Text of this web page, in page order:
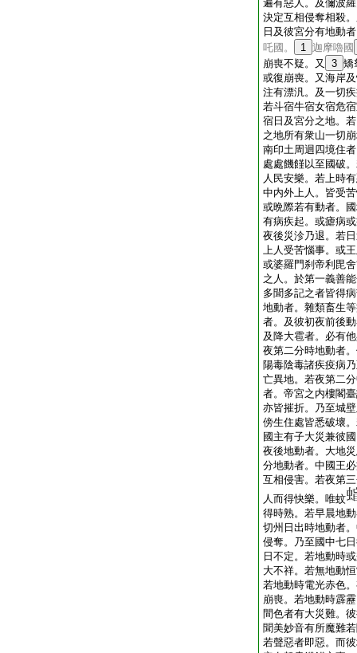
遍有惡人。及儞波
決定互相侵奪相殺
日及彼宮分有地動
吒國。
1 迦摩嚕國
崩喪不疑。又
3 矯
或復崩喪。又海岸
注有漂汎。及一切
若斗宿牛宿女宿危
宿日及宮分之地。
之地所有衆山一切
南印土周迴四境住
處處饑饉以至國破
人民安樂。若上時
中内外上人。皆受
或晩際若有動者。
有病疾起。或瘧病
夜後災沴乃退。若
上人受苦惱事。或
或婆羅門刹帝利毘
之人。於第一義善
多聞多記之者皆得
地動者。雜類畜生
者。及彼初夜前後
及降大雹者。必有
夜第二分時地動者
陽毒陰毒諸疾疫病
亡異地。若夜第二
者。帝宮之内樓閣
亦皆摧折。乃至城
傍生住處皆悉破壞
國主有子大災兼彼
夜後地動者。大地
分地動者。中國王
互相侵害。若夜第
人而得快樂。唯蚊
得時熟。若早晨地
切州日出時地動者
侵奪。乃至國中七
日不定。若地動時
大不祥。若無地動
若地動時電光赤色
崩喪。若地動時霹
間色者有大災難。
聞美妙音有所魔難
若聲惡者即惡。而